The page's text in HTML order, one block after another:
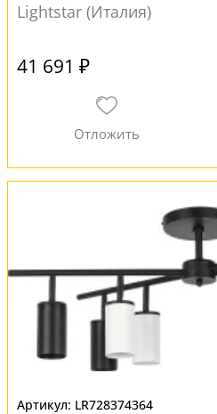
Lightstar (Италия)
41 691 ₽
LR728374364